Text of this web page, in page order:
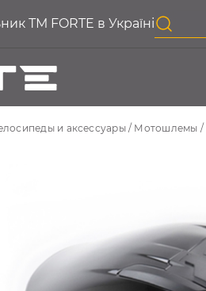
ТМ FORTE в Україні
и аксессуары Мотошлемы